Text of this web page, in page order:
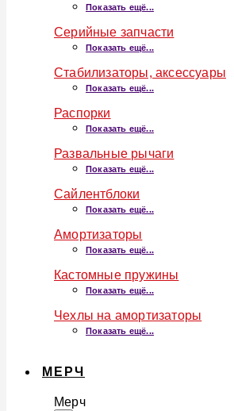
Показать ещё...
Серийные запчасти
Показать ещё...
Стабилизаторы, аксессуары
Показать ещё...
Распорки
Показать ещё...
Развальные рычаги
Показать ещё...
Сайлентблоки
Показать ещё...
Амортизаторы
Показать ещё...
Кастомные пружины
Показать ещё...
Чехлы на амортизаторы
Показать ещё...
МЕРЧ
Мерч